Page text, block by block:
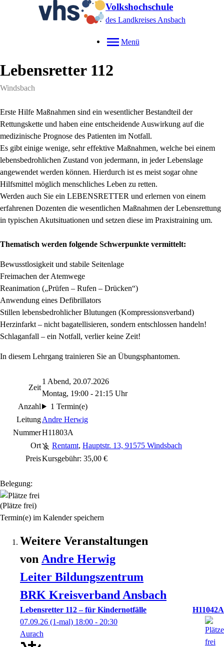
Volkshochschule
des Landkreises Ansbach
Menü
Lebensretter 112
Windsbach
Erste Hilfe Maßnahmen sind ein wesentlicher Bestandteil der
Rettungskette und haben eine entscheidende Auswirkung auf die
medizinische Prognose des Patienten im Notfall.
Es gibt einige wenige, sehr effektive Maßnahmen, welche bei einem
lebensbedrohlichen Zustand von jedermann, in jeder Lebenslage
angewendet werden können. Hierdurch ist es meist sogar ohne
Hilfsmittel möglich menschliches Leben zu retten.
Werden auch Sie ein LEBENSRETTER und erlernen von einem
erfahrenen Dozenten die wesentlichen Maßnahmen der Lebensrettung
in typischen Akutsituationen und setzen diese im Praxistraining um.
Thematisch werden folgende Schwerpunkte vermittelt:
Bewusstlosigkeit und stabile Seitenlage
Freimachen der Atemwege
Reanimation („Prüfen – Rufen – Drücken“)
Anwendung eines Defibrillators
Stillen lebensbedrohlicher Blutungen (Kompressionsverband)
Herzinfarkt – nicht bagatellisieren, sondern entschlossen handeln!
Schlaganfall – ein Notfall, verlier keine Zeit!
In diesem Lehrgang trainieren Sie an Übungsphantomen.
Zeit
1 Abend, 20.07.2026
Montag, 19:00 - 21:15 Uhr
Anzahl
1 Termin(e)
LeitungAndre Herwig
NummerH11803A
Ort
Rentamt, Hauptstr. 13, 91575 Windsbach
PreisKursgebühr: 35,00 €
Belegung:
(Plätze frei)
Termin(e) im Kalender speichern
Weitere Veranstaltungen
von Andre Herwig
Leiter Bildungszentrum
BRK Kreisverband Ansbach
Lebensretter 112 – für Kindernotfälle
H11042A
07.09.26 (1-mal) 18:00 - 20:30
Aurach